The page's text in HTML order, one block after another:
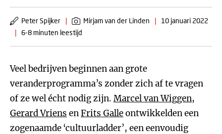
Peter Spijker | Mirjam van der Linden |
10 januari 2022
| 6-8 minuten leestijd
Veel bedrijven beginnen aan grote
veranderprogramma’s zonder zich af te vragen
of ze wel écht nodig zijn. Marcel van Wiggen,
Gerard Vriens enFrits Galleontwikkelden een
zogenaamde‘cultuurladder’, een eenvoudig